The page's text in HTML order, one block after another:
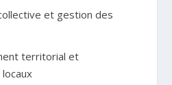
et gestion des
territorial et